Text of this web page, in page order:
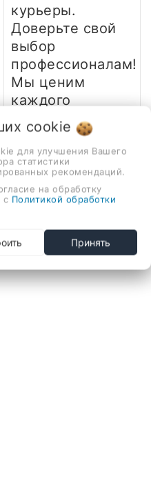
курьеры.
Доверьте свой
выбор
профессионалам!
Мы ценим
каждого
клиента!
Быстрый заказ
cookie
для улучшения Вашего
статистики
рекомендаций.
на обработку
с Политикой обработки
Принять